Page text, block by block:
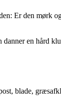
Er den
en hård
blade,